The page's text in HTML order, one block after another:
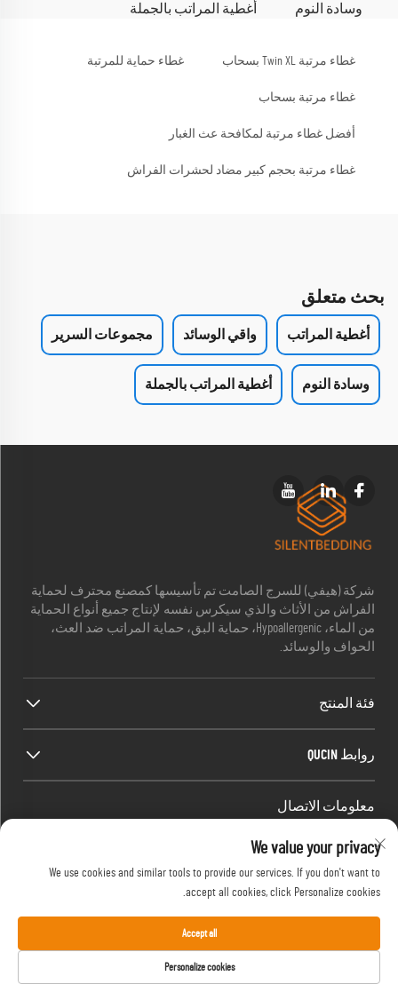
وسادة النوم أغطية المراتب بالجملة
غطاء مرتبة Twin XL بسحاب غطاء حماية للمرتبة
غطاء مرتبة بسحاب
أفضل غطاء مرتبة لمكافحة عث الغبار
غطاء مرتبة بحجم كبير مضاد لحشرات الفراش
بحث متعلق
أغطية المراتب واقي الوسائد مجموعات السرير
وسادة النوم أغطية المراتب بالجملة
شركة (هيفي) للسرج الصامت تم تأسيسها كمصنع محترف لحماية
الفراش من الأثاث والذي سيكرس نفسه لإنتاج جميع أنواع الحماية
من الماء، Hypoallergenic، حماية البق، حماية المراتب ضد العث،
الحواف والوسائد.
فئة المنتج
روابط QUCIN
معلومات الاتصال
الغرب، Gaoxin District، هيفي، أنوهاي، الصين
البريد الإلكتروني:[email protected]
هاتف: 13917680554
حقوق النشر © 2024 بواسطة شركة هيفي سايلنت بيدنج
المحدودة.سياسة الخصوصية
We value your privacy
We use cookies and similar tools to provide our services. If you don't want to
accept all cookies, click Personalize cookies.
Personalize cookies
Accept all